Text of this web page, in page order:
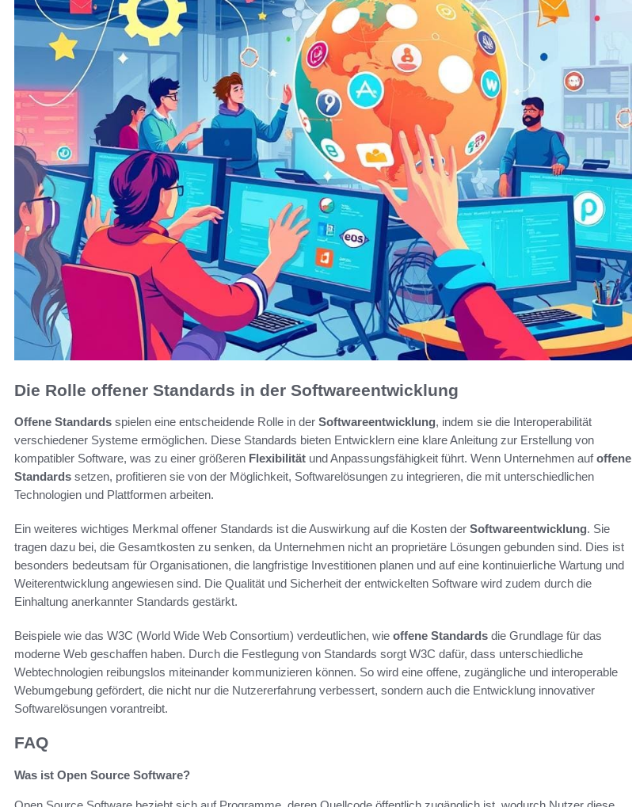
Die Rolle offener Standards in der Softwareentwicklung
Offene Standards spielen eine entscheidende Rolle in der Softwareentwicklung, indem sie die Interoperabilität
verschiedener Systeme ermöglichen. Diese Standards bieten Entwicklern eine klare Anleitung zur Erstellung von
kompatibler Software, was zu einer größeren Flexibilität und Anpassungsfähigkeit führt. Wenn Unternehmen aufoffene
Standards setzen, profitieren sie von der Möglichkeit, Softwarelösungen zu integrieren, die mit unterschiedlichen
Technologien und Plattformen arbeiten.
Ein weiteres wichtiges Merkmal offener Standards ist die Auswirkung auf die Kosten der Softwareentwicklung. Sie
tragen dazu bei, die Gesamtkosten zu senken, da Unternehmen nicht an proprietäre Lösungen gebunden sind. Dies ist
besonders bedeutsam für Organisationen, die langfristige Investitionen planen und auf eine kontinuierliche Wartung und
Weiterentwicklung angewiesen sind. Die Qualität und Sicherheit der entwickelten Software wird zudem durch die
Einhaltung anerkannter Standards gestärkt.
Beispiele wie das W3C (World Wide Web Consortium) verdeutlichen, wie offene Standards die Grundlage für das
moderne Web geschaffen haben. Durch die Festlegung von Standards sorgt W3C dafür, dass unterschiedliche
Webtechnologien reibungslos miteinander kommunizieren können. So wird eine offene, zugängliche und interoperable
Webumgebung gefördert, die nicht nur die Nutzererfahrung verbessert, sondern auch die Entwicklung innovativer
Softwarelösungen vorantreibt.
FAQ
Was ist Open Source Software?